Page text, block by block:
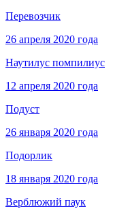
Перевозчик
26 апреля 2020 года
Наутилус помпилиус
12 апреля 2020 года
Подуст
26 января 2020 года
Подорлик
18 января 2020 года
Верблюжий паук